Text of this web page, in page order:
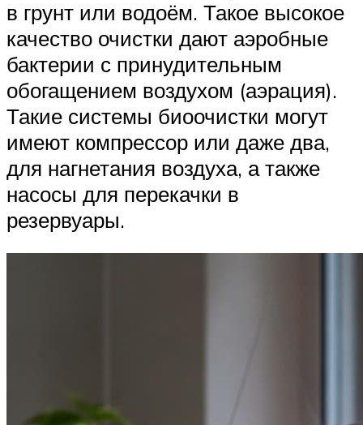
в грунт или водоём. Такое высокое
качество очистки дают аэробные
бактерии с принудительным
обогащением воздухом (аэрация).
Такие системы биоочистки могут
имеют компрессор или даже два,
для нагнетания воздуха, а также
насосы для перекачки в
резервуары.